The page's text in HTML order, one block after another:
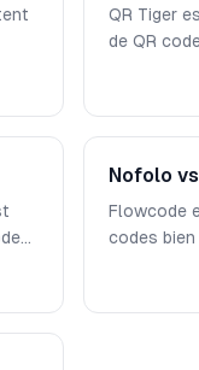
QR Tiger
de QR
requis,
comment
Nofolo
Flowcode
codes
adopte